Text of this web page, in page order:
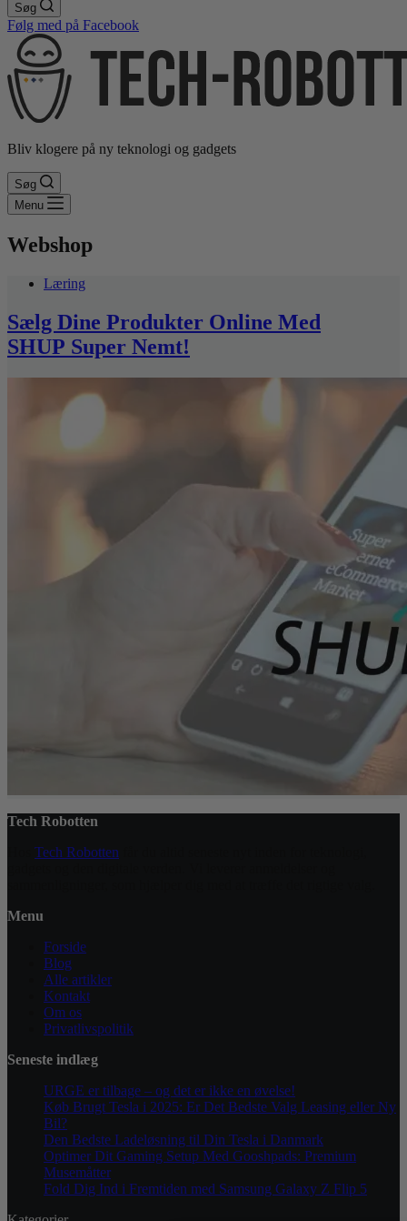
Søg
Følg med på Facebook
Bliv klogere på ny teknologi og gadgets
Søg
Menu
Webshop
Læring
Sælg Dine Produkter Online Med
SHUP Super Nemt!
Tech Robotten
Tech Robotten
Menu
Forside
Blog
Alle artikler
Kontakt
Om os
Privatlivspolitik
Seneste indlæg
URGE er tilbage – og det er ikke en øvelse!
Køb Brugt Tesla i 2025: Er Det Bedste Valg Leasing eller Ny
Bil?
Den Bedste Ladeløsning til Din Tesla i Danmark
Optimer Dit Gaming Setup Med Gooshpads: Premium
Musemåtter
Fold Dig Ind i Fremtiden med Samsung Galaxy Z Flip 5